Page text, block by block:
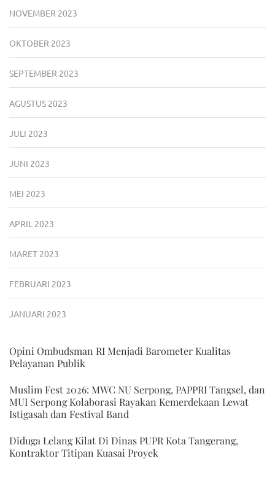
NOVEMBER 2023
OKTOBER 2023
SEPTEMBER 2023
AGUSTUS 2023
JULI 2023
JUNI 2023
MEI 2023
APRIL 2023
MARET 2023
FEBRUARI 2023
JANUARI 2023
Opini Ombudsman RI Menjadi Barometer Kualitas
Pelayanan Publik
Muslim Fest 2026: MWC NU Serpong, PAPPRI Tangsel, dan
MUI Serpong Kolaborasi Rayakan Kemerdekaan Lewat
Istigasah dan Festival Band
Diduga Lelang Kilat Di Dinas PUPR Kota Tangerang,
Kontraktor Titipan Kuasai Proyek